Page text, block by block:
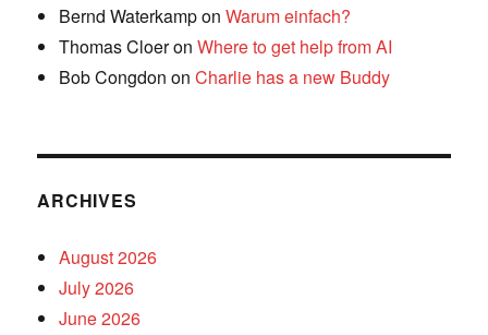
Bernd WaterkamponWarum einfach?
Thomas CloeronWhere to get help from AI
Bob Congdon onCharlie has a new Buddy
ARCHIVES
August 2026
July 2026
June 2026